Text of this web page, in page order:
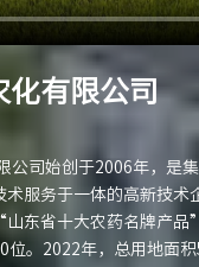
化有限公司
司始创于2006年，是集
术服务于一体的高新技术
东省十大农药名牌产品
位。2022年，总用地面